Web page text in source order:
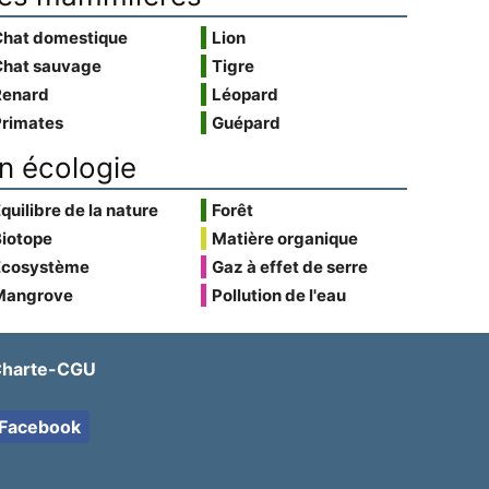
domestique
sauvage
Lion
Tigre
Léopard
Guépard
écologie
de la nature
Forêt
Matière organique
Gaz à effet de serre
Pollution de l'eau
CGU
Facebook